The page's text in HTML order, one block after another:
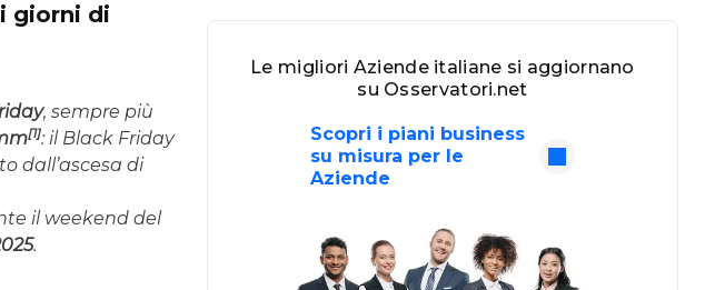
giorni di
, sempre più
[1]: il Black Friday
dall’ascesa di
il weekend del
.
Le migliori Aziende italiane si aggiornano
su Osservatori.net
Scopri i piani business
su misura per le
Aziende